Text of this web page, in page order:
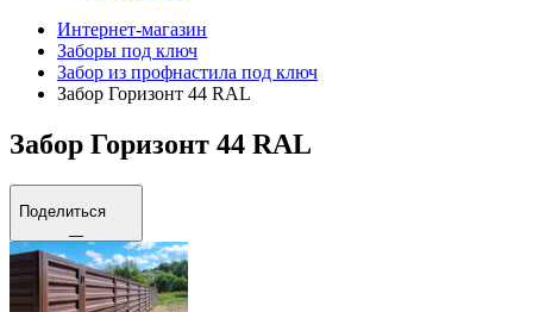
Интернет-магазин
Заборы под ключ
Забор из профнастила под ключ
Забор Горизонт 44 RAL
Забор Горизонт 44 RAL
Поделиться